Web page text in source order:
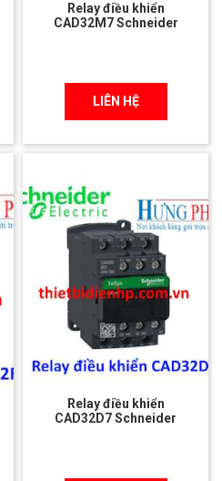
Relay điều khiển
CAD32M7 Schneider
LIÊN HỆ
Relay điều khiển
CAD32D7 Schneider